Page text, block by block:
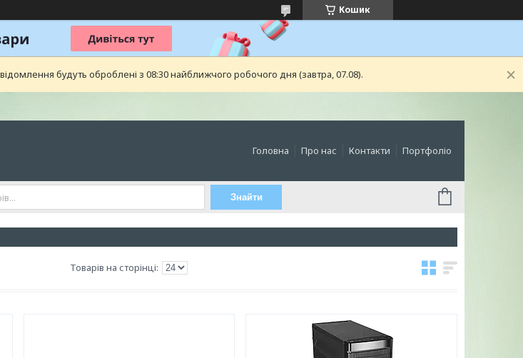
Кошик
будуть оброблені з 08:30 найближчого робочого дня (завтра, 07.08).
Головна Про нас Контакти Портфоліо
Знайти